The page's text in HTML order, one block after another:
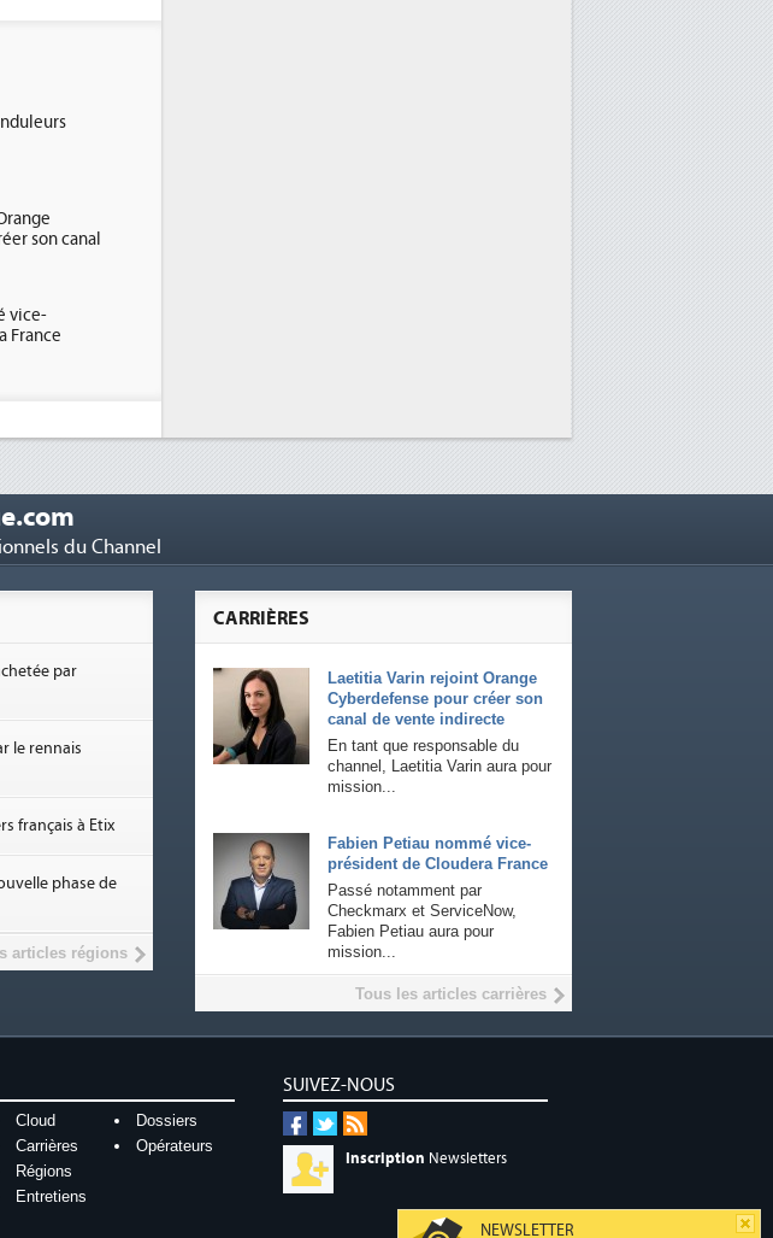
son canal
vice-
France
NEWSLETTER
du Channel
CARRIÈRES
Laetitia Varin rejoint Orange
Cyberdefense pour créer son
canal de vente indirecte
En tant que responsable du
channel, Laetitia Varin aura pour
mission...
Fabien Petiau nommé vice-
président de Cloudera France
Passé notamment par
Checkmarx et ServiceNow,
Fabien Petiau aura pour
mission...
Tous les articles carrières
par
le rennais
français à Etix
phase de
articles régions
SUIVEZ-NOUS
Inscription Newsletters
Cloud
Dossiers
Carrières
Opérateurs
Régions
Entretiens